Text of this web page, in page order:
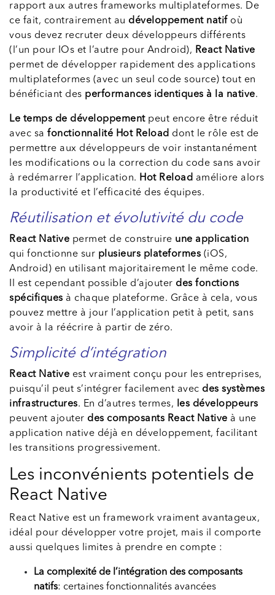
rapport aux autres frameworks multiplateformes. De
ce fait, contrairement au développement natifoù
vous devez recruter deux développeurs différents
(l’un pour IOs et l’autre pour Android), React Native
permet de développer rapidement des applications
multiplateformes (avec un seul code source) tout en
bénéficiant des performances identiques à la native.
Le temps de développementpeut encore être réduit
avec sa fonctionnalité Hot Reload dont le rôle est de
permettre aux développeurs de voir instantanément
les modifications ou la correction du code sans avoir
à redémarrer l’application. Hot Reload améliore alors
la productivité et l’efficacité des équipes.
Réutilisation et évolutivité du code
React Native permet de construire une application
qui fonctionne sur plusieurs plateformes (iOS,
Android) en utilisant majoritairement le même code.
Il est cependant possible d’ajouter des fonctions
spécifiques à chaque plateforme. Grâce à cela, vous
pouvez mettre à jour l’application petit à petit, sans
avoir à la réécrire à partir de zéro.
Simplicité d’intégration
React Native est vraiment conçu pour les entreprises,
puisqu’il peut s’intégrer facilement avec des systèmes
infrastructures. En d’autres termes,
les développeurs
peuvent ajouter des composants React Native à une
application native déjà en développement, facilitant
les transitions progressivement.
Les inconvénients potentiels de
React Native
React Native est un framework vraiment avantageux,
idéal pour développer votre projet, mais il comporte
aussi quelques limites à prendre en compte :
La complexité de l’intégration des composants
natifs: certaines fonctionnalités avancées